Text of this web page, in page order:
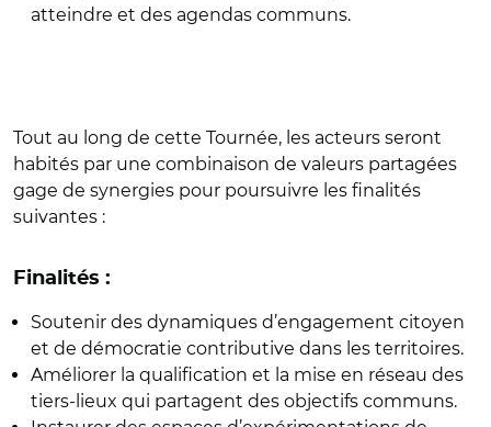
atteindre et des agendas communs.
Tout au long de cette Tournée, les acteurs seront
habités par une combinaison de valeurs partagées
gage de synergies pour poursuivre les finalités
suivantes :
Finalités :
Soutenir des dynamiques d’engagement citoyen
et de démocratie contributive dans les territoires.
Améliorer la qualification et la mise en réseau des
tiers-lieux qui partagent des objectifs communs.